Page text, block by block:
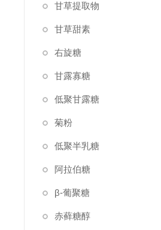
甘草提取物
甘草甜素
右旋糖
甘露寡糖
低聚甘露糖
菊粉
低聚半乳糖
阿拉伯糖
β-葡聚糖
赤藓糖醇